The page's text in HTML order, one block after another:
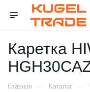
Каретка
Главная — Каталог —